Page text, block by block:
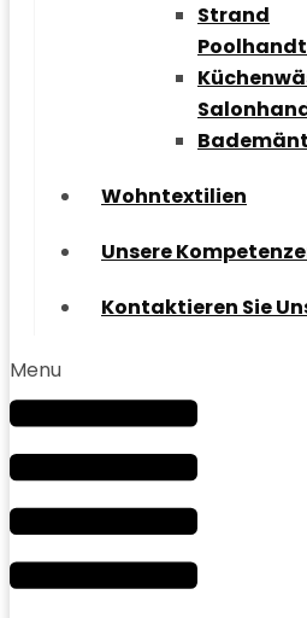
Strand
Wohntextilien
Unsere
Kontaktieren Sie
Menu